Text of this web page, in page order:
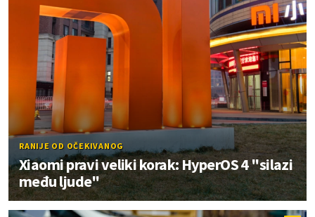
RANIJE OD OČEKIVANOG
Xiaomi pravi veliki korak: HyperOS 4 "silazi
među ljude"